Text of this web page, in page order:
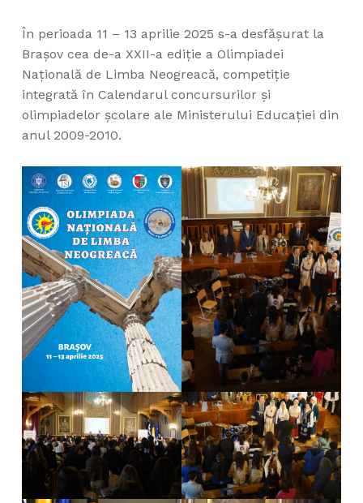
În perioada 11 – 13 aprilie 2025 s-a desfășurat la
Brașov cea de-a XXII-a ediție a Olimpiadei
Națională de Limba Neogreacă, competiție
integrată în Calendarul concursurilor şi
olimpiadelor şcolare ale Ministerului Educaţiei din
anul 2009-2010.